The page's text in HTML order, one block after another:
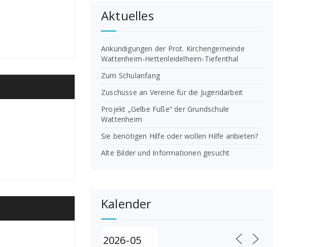
Aktuelles
Ankündigungen der Prot. Kirchengemeinde
Wattenheim-Hettenleidelheim-Tiefenthal
Zum Schulanfang
Zuschüsse an Vereine für die Jugendarbeit
Projekt „Gelbe Füße“ der Grundschule
Wattenheim
Sie benötigen Hilfe oder wollen Hilfe anbieten?
Alte Bilder und Informationen gesucht
Kalender